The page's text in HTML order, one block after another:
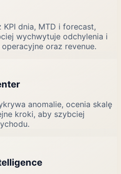
dnia, MTD i forecast,
wychwytuje odchylenia i
oraz revenue.
anomalie, ocenia skalę
kroki, aby szybciej